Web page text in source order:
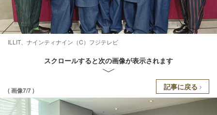
ILLIT、ナインティナイン（C）フジテレビ
スクロールすると次の画像が表示されます
( 画像7/7 ) 記事に戻る